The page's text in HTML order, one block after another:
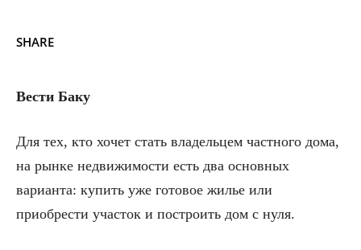
SHARE
Вести Баку
Для тех, кто хочет стать владельцем частного дома,
на рынке недвижимости есть два основных
варианта: купить уже готовое жилье или
приобрести участок и построить дом с нуля.